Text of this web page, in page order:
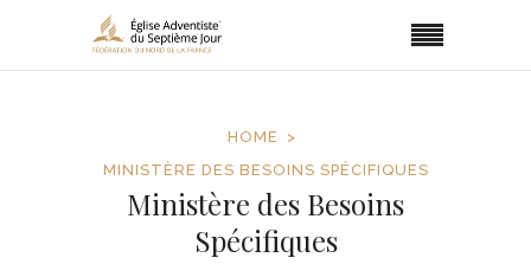
HOME
MINISTÈRE DES BESOINS SPÉCIFIQUES
Ministère des Besoins
Spécifiques